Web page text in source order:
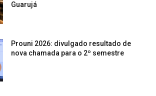
Guarujá
Prouni 2026: divulgado resultado de
nova chamada para o 2º semestre